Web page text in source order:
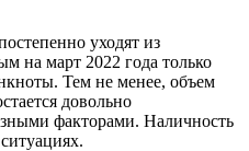
уходят из
на март 2022 года только
Тем не менее, объем
довольно
факторами. Наличность